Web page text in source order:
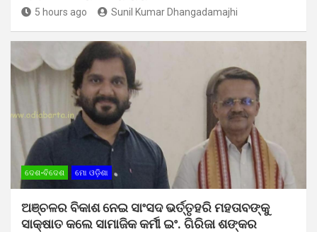
5 hours ago Sunil Kumar Dhangadamajhi
ଦେଶ-ବିଦେଶ ମୋ ଓଡ଼ିଶା
ଅଞ୍ଚଳର ବିକାଶ ନେଇ ସାଂସଦ ଭର୍ତ୍ତୃହରି ମହତାବଙ୍କୁ
ସାକ୍ଷାତ କଲେ ସାମାଜିକ କର୍ମୀ ଇଂ. ଗିରିଜା ଶଙ୍କର